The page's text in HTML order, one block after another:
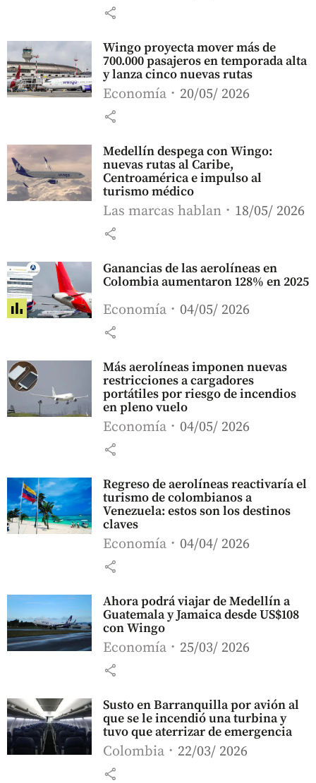
share
Wingo proyecta mover más de
700.000 pasajeros en temporada alta
y lanza cinco nuevas rutas
Economía 20/05/ 2026
share
Medellín despega con Wingo:
nuevas rutas al Caribe,
Centroamérica e impulso al
turismo médico
Las marcas hablan 18/05/ 2026
share
Ganancias de las aerolíneas en
Colombia aumentaron 128% en 2025
Economía 04/05/ 2026
share
Más aerolíneas imponen nuevas
restricciones a cargadores
portátiles por riesgo de incendios
en pleno vuelo
Economía 04/05/ 2026
share
Regreso de aerolíneas reactivaría el
turismo de colombianos a
Venezuela: estos son los destinos
claves
Economía 04/04/ 2026
share
Ahora podrá viajar de Medellín a
Guatemala y Jamaica desde US$108
con Wingo
Economía 25/03/ 2026
share
Susto en Barranquilla por avión al
que se le incendió una turbina y
tuvo que aterrizar de emergencia
Colombia 22/03/ 2026
share